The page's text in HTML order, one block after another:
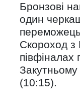
Бронзові
один
переможець
Скороход з
півфіналах
(10:15).